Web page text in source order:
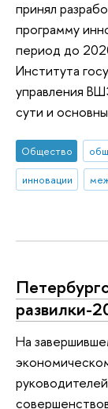
принял
программу
период до
Института
управления
сути и
Общество
инновации
развилки-
На